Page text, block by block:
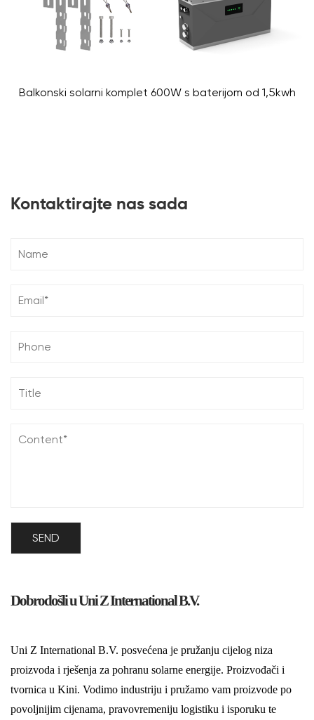
Balkonski solarni komplet 600W s baterijom od 1,5kwh
Kontaktirajte nas sada
Dobrodošli u Uni Z International B.V.
Uni Z International B.V. posvećena je pružanju cijelog niza
proizvoda i rješenja za pohranu solarne energije. Proizvođači i
tvornica u Kini. Vodimo industriju i pružamo vam proizvode po
povoljnijim cijenama, pravovremeniju logistiku i isporuku te